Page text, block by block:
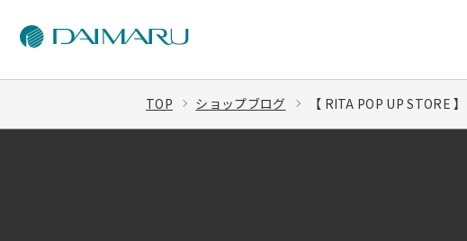
TOP ショップブログ 【 RITA POP UP STORE